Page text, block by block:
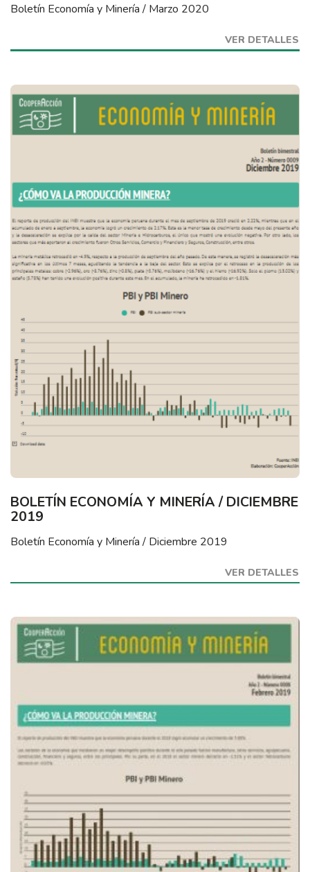
Boletín Economía y Minería / Marzo 2020
VER DETALLES
BOLETÍN ECONOMÍA Y MINERÍA / DICIEMBRE
2019
Boletín Economía y Minería / Diciembre 2019
VER DETALLES